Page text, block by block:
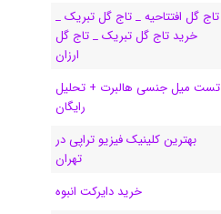
ا
ر
m
م
تاج گل افتتاحیه _ تاج گل تبریک _
خرید تاج گل تبریک _ تاج گل
ارزان
تست میل جنسی هالبرت + تحلیل
رایگان
بهترین کلینیک فیزیو تراپی در
تهران
خرید دایرکت انبوه